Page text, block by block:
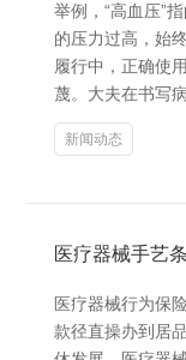
举例，“高血压”
的压力过高，始
履行中，正确使
蔑。大夫在书写
新闻动态
医疗器械手艺
医疗器械行为保
款径直操办到居